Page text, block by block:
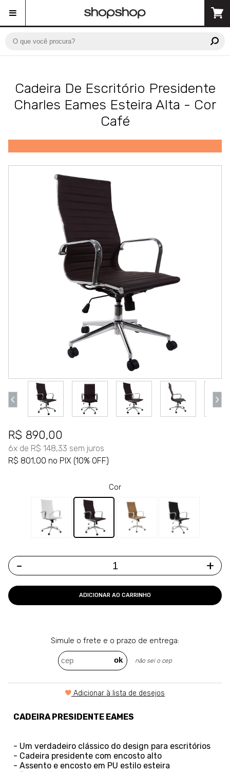
Cadeira De Escritório Presidente
Charles Eames Esteira Alta - Cor
Café
R$ 890,00
6x de R$ 148,33 sem juros
R$ 801,00 no PIX (10% OFF)
Cor
- +
ADICIONAR AO CARRINHO
Simule o frete e o prazo de entrega:
Adicionar à lista de desejos
CADEIRA PRESIDENTE EAMES
- Um verdadeiro clássico do design para escritórios
- Cadeira presidente com encosto alto
- Assento e encosto em PU estilo esteira